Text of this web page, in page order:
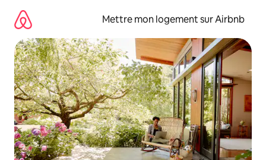
directement
contenu
Mettre mon logement sur Airbnb